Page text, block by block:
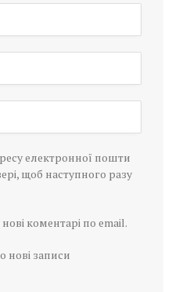
електронної пошти
щоб наступного разу
коментарі по email.
нові записи